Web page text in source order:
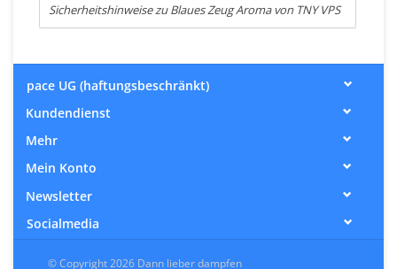
Sicherheitshinweise zu Blaues Zeug Aroma von TNY VPS
pace UG (haftungsbeschränkt)
Kundendienst
Mehr
Mein Konto
Newsletter
Socialmedia
© Copyright 2026 Dann lieber dampfen